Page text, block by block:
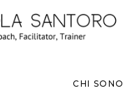
CHI SONO